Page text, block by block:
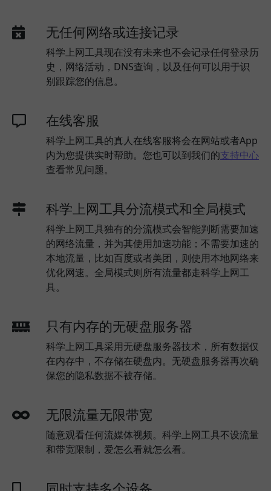
无任何网络或连接记录
科学上网工具现在没有未来也不会记录任何登录历
史，网络活动，DNS查询，以及任何可以用于识
别跟踪您的信息。
在线客服
科学上网工具的真人在线客服将会在网站或者App
内为您提供实时帮助。您也可以到我们的支持中心
查看常见问题。
科学上网工具分流模式和全局模式
科学上网工具独有的分流模式会智能判断需要加速
的网络流量，并为其使用加速功能；不需要加速的
本地流量，比如百度或者美团，则使用本地网络来
优化网速。全局模式则所有流量都走科学上网工
具。
只有内存的无硬盘服务器
科学上网工具采用无硬盘服务器技术，所有数据仅
在内存中，不存储在硬盘内。无硬盘服务器再次确
保您的隐私数据不被存储。
无限流量无限带宽
随意观看任何流媒体视频。科学上网工具不设流量
和带宽限制，爱怎么看就怎么看。